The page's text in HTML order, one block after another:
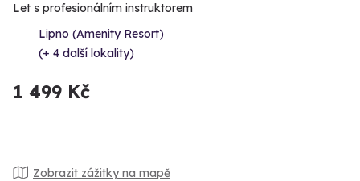
Let s profesionálním instruktorem
Lipno (Amenity Resort)
(+ 4 další lokality)
1 499 Kč
Zobrazit zážitky na mapě